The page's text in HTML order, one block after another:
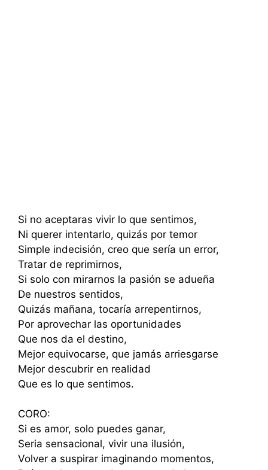
Si no aceptaras vivir lo que sentimos,
Ni querer intentarlo, quizás por temor
Simple indecisión, creo que sería un error,
Tratar de reprimirnos,
Si solo con mirarnos la pasión se adueña
De nuestros sentidos,
Quizás mañana, tocaría arrepentirnos,
Por aprovechar las oportunidades
Que nos da el destino,
Mejor equivocarse, que jamás arriesgarse
Mejor descubrir en realidad
Que es lo que sentimos.
CORO:
Si es amor, solo puedes ganar,
Seria sensacional, vivir una ilusión,
Volver a suspirar imaginando momentos,